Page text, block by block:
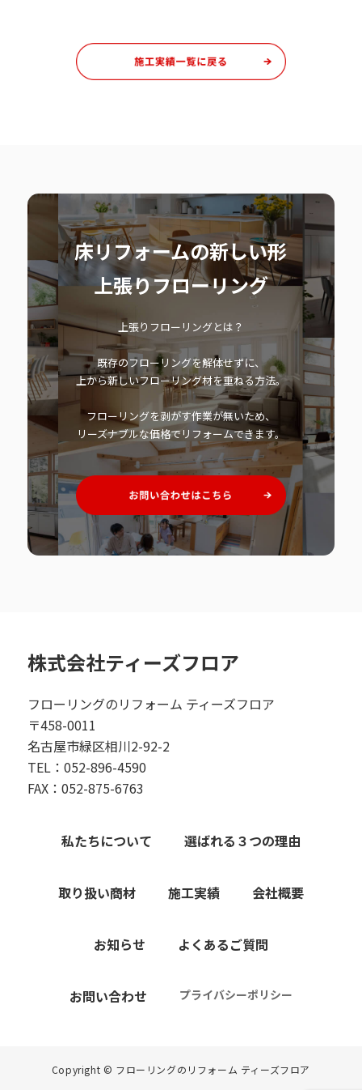
床リフォームの新しい形
上張りフローリング
上張りフローリングとは？
既存のフローリングを解体せずに、
上から新しいフローリング材を重ねる方法。
フローリングを剥がす作業が無いため、
リーズナブルな価格でリフォームできます。
株式会社ティーズフロア
フローリングのリフォーム ティーズフロア
〒458-0011
名古屋市緑区相川2-92-2
TEL：052-896-4590
FAX：052-875-6763
私たちについて 選ばれる３つの理由
取り扱い商材 施工実績 会社概要
お知らせ よくあるご質問
お問い合わせ プライバシーポリシー
Copyright © フローリングのリフォーム ティーズフロア